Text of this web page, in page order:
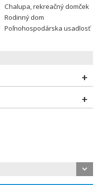
Chalupa, rekreačný domček
Rodinný dom
Poľnohospodárska usadlosť